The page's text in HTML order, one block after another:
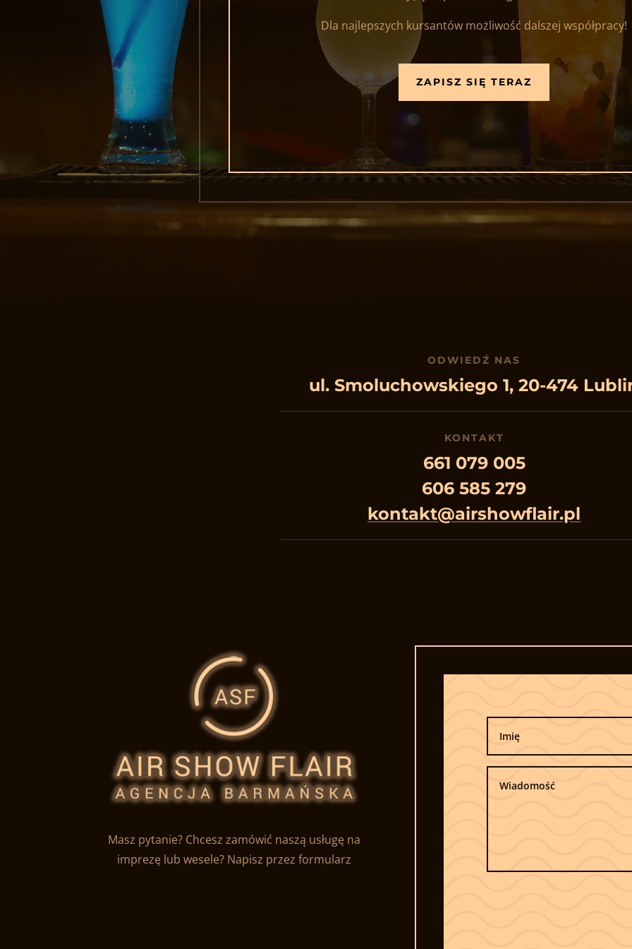
Dla najlepszych kursantów możliwość dalszej współpracy!
ZAPISZ SIĘ TERAZ
ODWIEDŹ NAS
ul. Smoluchowskiego 1, 20-474
KONTAKT
661 079 005
606 585 279
kontakt@airshowflair.pl
Masz pytanie? Chcesz zamówić naszą usługę na
imprezę lub wesele? Napisz przez formularz